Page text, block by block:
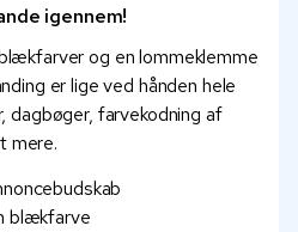
igennem!
og en lommeklemme
er lige ved hånden hele
dagbøger, farvekodning af
mere.
blækfarve